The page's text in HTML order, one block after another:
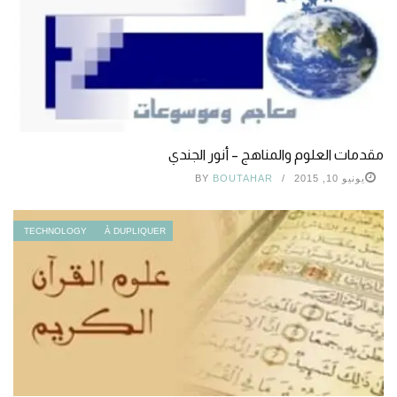
مقدمات العلوم والمناهج – أنور الجندي
يونيو 10, 2015 BY BOUTAHAR
À DUPLIQUER
TECHNOLOGY